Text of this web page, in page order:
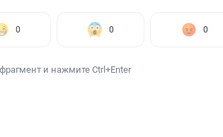
0 0 0
и нажмите Ctrl+Enter